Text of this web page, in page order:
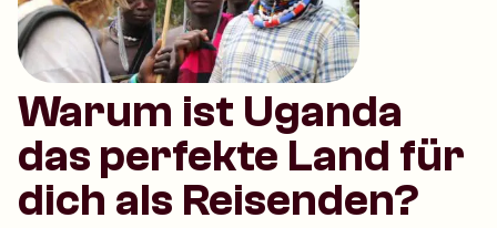
Warum ist Uganda
das perfekte Land für
dich als Reisenden?